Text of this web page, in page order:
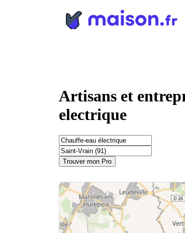
Artisans et
electrique
Trouver mon Pro